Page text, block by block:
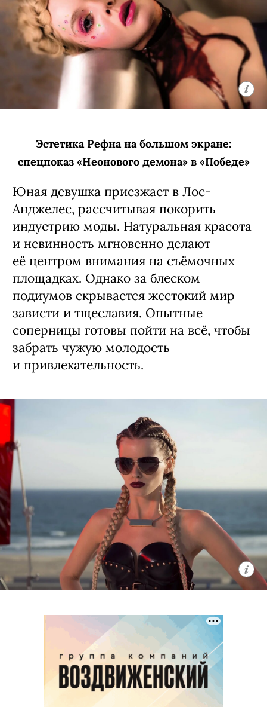
Эстетика Рефна на большом экране:
спецпоказ «Неонового демона» в «Победе»
Юная девушка приезжает в Лос-
Анджелес, рассчитывая покорить
индустрию моды. Натуральная красота
и невинность мгновенно делают
её центром внимания на съёмочных
площадках. Однако за блеском
подиумов скрывается жестокий мир
зависти и тщеславия. Опытные
соперницы готовы пойти на всё, чтобы
забрать чужую молодость
и привлекательность.